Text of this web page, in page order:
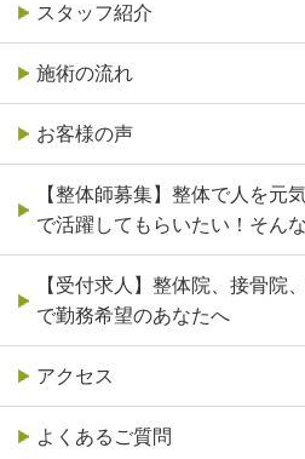
スタッフ紹介
施術の流れ
お客様の声
【整体師募集】整体で人を元
で活躍してもらいたい！そん
【受付求人】整体院、接骨院
で勤務希望のあなたへ
アクセス
よくあるご質問